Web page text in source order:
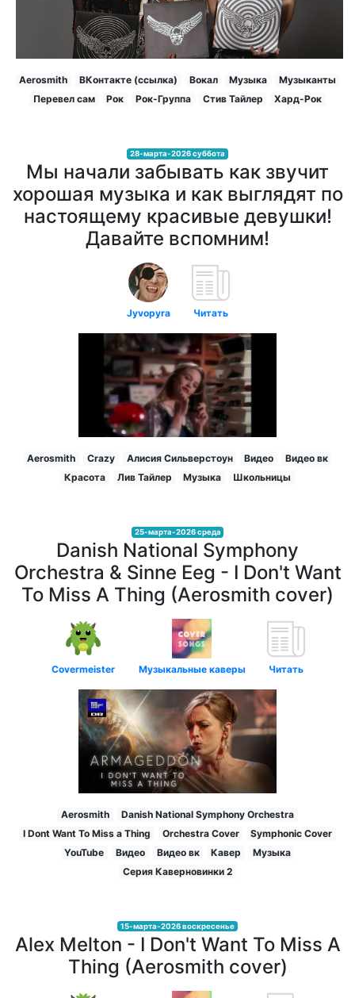
Aerosmith ВКонтакте (ссылка) Вокал Музыка
Музыканты
Перевел сам
Рок Рок-Группа Стив Тайлер Хард-Рок
28-марта-2026 суббота
Мы начали забывать как звучит
хорошая музыка и как выглядят по
настоящему красивые девушки!
Давайте вспомним!
Jyvopyra Читать
Aerosmith Crazy Алисия Сильверстоун Видео
Видео вк
Красота
Лив Тайлер Музыка Школьницы
25-марта-2026 среда
Danish National Symphony
Orchestra & Sinne Eeg - I Don't Want
To Miss A Thing (Aerosmith cover)
Covermeister Музыкальные каверы Читать
Aerosmith
Danish National Symphony Orchestra
I Dont Want To Miss a Thing
Orchestra Cover
Symphonic Cover
YouTube
Видео Видео вк Кавер
Музыка
Серия Каверновинки 2
15-марта-2026 воскресенье
Alex Melton - I Don't Want To Miss A
Thing (Aerosmith cover)